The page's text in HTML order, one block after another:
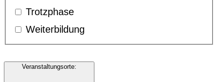
Trotzphase
Weiterbildung
Veranstaltungsorte: